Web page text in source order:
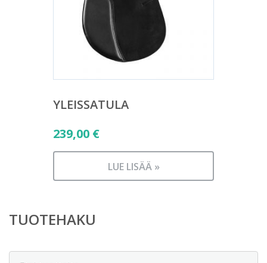
YLEISSATULA
239,00 €
LUE LISÄÄ »
TUOTEHAKU